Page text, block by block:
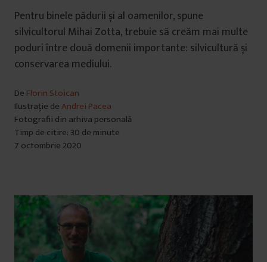
Pentru binele pădurii și al oamenilor, spune
silvicultorul Mihai Zotta, trebuie să creăm mai multe
poduri între două domenii importante: silvicultură și
conservarea mediului.
De Florin Stoican
Ilustrație deAndrei Pacea
Fotografii din arhiva personală
Timp de citire: 30 de minute
7 octombrie 2020